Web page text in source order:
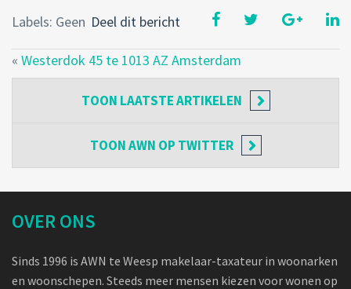
Deel dit bericht
Labels: Geen
« Westerdok 45 te 1013 AZ Amsterdam
TOON LAATSTE ARTIKELEN
TOONAWN OP TWITTER
OVER ONS
Sinds 1996 is AWN te Weesp makelaar-taxateur in woonarken
en woonschepen. Steeds meer mensen kiezen voor wonen op